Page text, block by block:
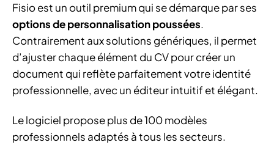
Fisio est un outil premium qui se démarque par ses
options de personnalisation poussées.
Contrairement aux solutions génériques, il permet
d’ajuster chaque élément du CV pour créer un
document qui reflète parfaitement votre identité
professionnelle, avec un éditeur intuitif et élégant.
Le logiciel propose plus de 100 modèles
professionnels adaptés à tous les secteurs.